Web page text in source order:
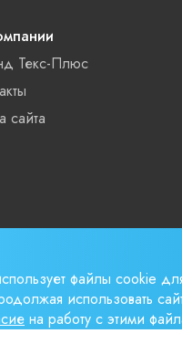
Текс-Плюс
сайта
файлы cookie
использовать
на работу с этими